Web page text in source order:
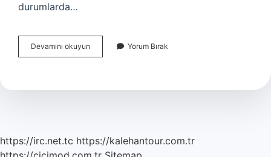
durumlarda…
Devamını okuyun
Yatarken
Mı
Yorum Bırak
https://irc.net.tc https://kalehantour.com.tr